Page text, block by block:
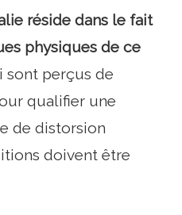
réside dans le fait
physiques de ce
sont perçus de
qualifier une
de distorsion
doivent être